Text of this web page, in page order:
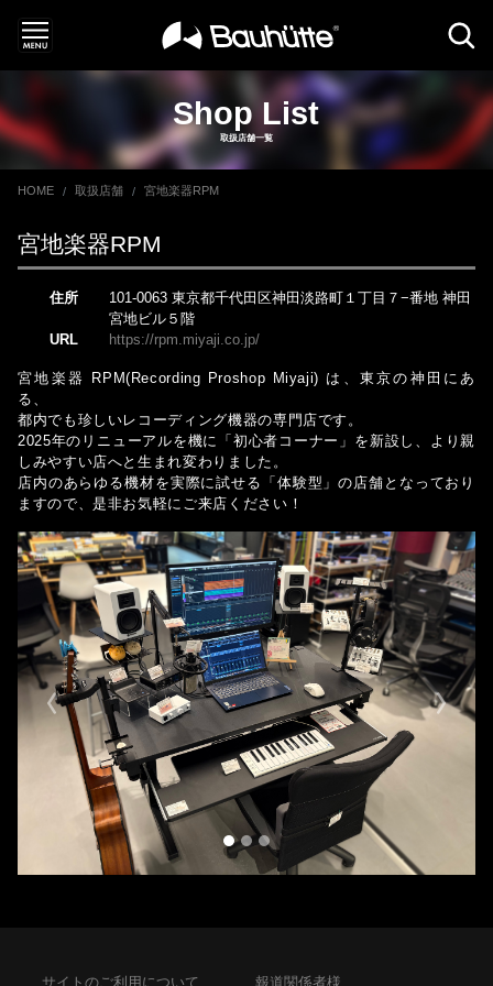
Shop List
取扱店舗一覧
HOME 取扱店舗 宮地楽器RPM
宮地楽器RPM
住所
101-0063 東京都千代田区神田淡路町１丁目７−番地 神田
宮地ビル５階
URL
https://rpm.miyaji.co.jp/
宮地楽器 RPM(Recording Proshop Miyaji) は、東京の神田にあ
る、
都内でも珍しいレコーディング機器の専門店です。
2025年のリニューアルを機に「初心者コーナー」を新設し、より親
しみやすい店へと生まれ変わりました。
店内のあらゆる機材を実際に試せる「体験型」の店舗となっており
ますので、是非お気軽にご来店ください！
Previous Next
サイトのご利用について 報道関係者様